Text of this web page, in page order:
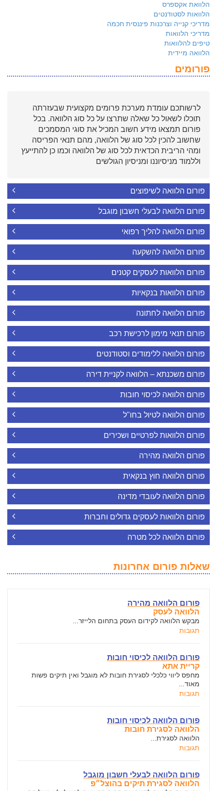
הלוואת אקספרס
הלוואות לסטודנטים
מדריכי קנייה וצרכנות פיננסית חכמה
מדריכי הלוואות
טיפים להלוואות
הלוואה מיידית
פורומים
לרשותכם עומדת מערכת פרומים מקצועית שבעזרתה
תוכלו לשאול כל שאלה שתרצו על כל סוג הלוואה. בכל
פורום תמצאו מידע חשוב המכיל את סוגי המסמכים
שחשוב להכין לכל סוג של הלוואה, מהם תנאי הפריסה
ומהי הריבית הכדאית לכל סוג של הלוואה וכמו כן להתייעץ
וללמוד מניסיוננו ומניסיון הגולשים
פורום הלוואה לשיפוצים
פורום הלוואה לבעלי חשבון מוגבל
פורום הלוואה להליך רפואי
פורום הלוואה להשקעה
פורום הלוואות לעסקים קטנים
פורום הלוואות בנקאיות
פורום הלוואה לחתונה
פורום תנאי מימון לרכישת רכב
פורום הלוואה ללימודים וסטודנטים
פורום משכנתא – הלוואה לקניית דירה
פורום הלוואה לכיסוי חובות
פורום הלוואה לטיול בחו"ל
פורום הלוואות לפרטיים ושכירים
פורום הלוואה מהירה
פורום הלוואה חוץ בנקאית
פורום הלוואה לעובדי מדינה
פורום הלוואות לעסקים גדולים וחברות
פורום הלוואה לכל מטרה
שאלות פורום אחרונות
פורום הלוואה מהירה
הלוואה לעסק
מבקש הלוואה לקידום העסק בתחום הלייזר...
תגובות
פורום הלוואה לכיסוי חובות
קריית אתא
מחפס ליווי כלכלי לסגירת חובות לא מוגבל ואין תיקים פשות
מאוד...
תגובות
פורום הלוואה לכיסוי חובות
הלוואה לסגירת חובות
הלוואה לסגירת...
תגובות
פורום הלוואה לבעלי חשבון מוגבל
הלוואה לסגירת תיקים בהוצל״פ